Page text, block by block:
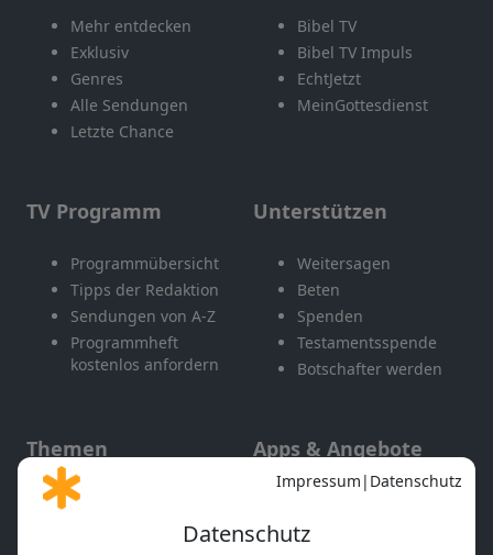
Mehr entdecken
Exklusiv
Genres
Alle Sendungen
Letzte Chance
Bibel TV
Bibel TV Impuls
EchtJetzt
MeinGottesdienst
TV Programm
Programmübersicht
Tipps der Redaktion
Sendungen von A-Z
Programmheft
kostenlos anfordern
Unterstützen
Weitersagen
Beten
Spenden
Testamentsspende
Botschafter werden
Themen
Gott und Bibel erklärt
Apps & Angebote
Mobile App